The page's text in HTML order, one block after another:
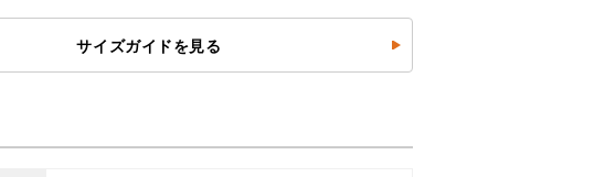
サイズガイドを見る